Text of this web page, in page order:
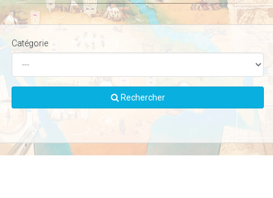
Catégorie
Rechercher